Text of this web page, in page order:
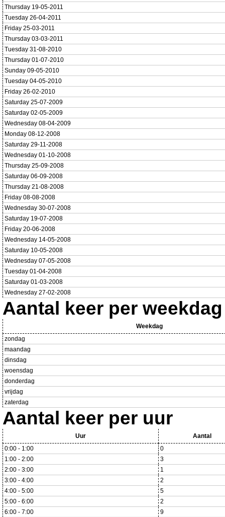
Thursday 19-05-2011
Tuesday 26-04-2011
Friday 25-03-2011
Thursday 03-03-2011
Tuesday 31-08-2010
Thursday 01-07-2010
Sunday 09-05-2010
Tuesday 04-05-2010
Friday 26-02-2010
Saturday 25-07-2009
Saturday 02-05-2009
Wednesday 08-04-2009
Monday 08-12-2008
Saturday 29-11-2008
Wednesday 01-10-2008
Thursday 25-09-2008
Saturday 06-09-2008
Thursday 21-08-2008
Friday 08-08-2008
Wednesday 30-07-2008
Saturday 19-07-2008
Friday 20-06-2008
Wednesday 14-05-2008
Saturday 10-05-2008
Wednesday 07-05-2008
Tuesday 01-04-2008
Saturday 01-03-2008
Wednesday 27-02-2008
Aantal keer per weekdag
Weekdag
zondag
maandag
dinsdag
woensdag
donderdag
vrijdag
zaterdag
Aantal keer per uur
Uur
Aantal
0:00 - 1:00
0
1:00 - 2:00
3
2:00 - 3:00
1
3:00 - 4:00
2
4:00 - 5:00
5
5:00 - 6:00
2
6:00 - 7:00
9